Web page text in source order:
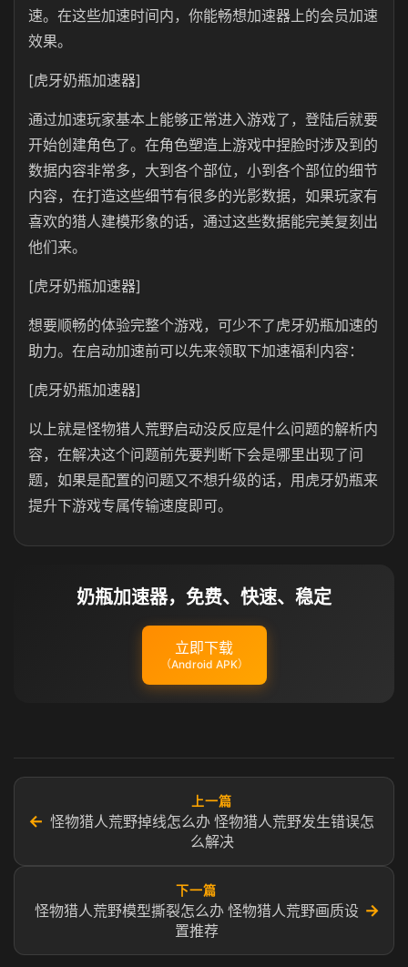
速。在这些加速时间内，你能畅想加速器上的会员加速
效果。
[虎牙奶瓶加速器]
通过加速玩家基本上能够正常进入游戏了，登陆后就要
开始创建角色了。在角色塑造上游戏中捏脸时涉及到的
数据内容非常多，大到各个部位，小到各个部位的细节
内容，在打造这些细节有很多的光影数据，如果玩家有
喜欢的猎人建模形象的话，通过这些数据能完美复刻出
他们来。
[虎牙奶瓶加速器]
想要顺畅的体验完整个游戏，可少不了虎牙奶瓶加速的
助力。在启动加速前可以先来领取下加速福利内容：
[虎牙奶瓶加速器]
以上就是怪物猎人荒野启动没反应是什么问题的解析内
容，在解决这个问题前先要判断下会是哪里出现了问
题，如果是配置的问题又不想升级的话，用虎牙奶瓶来
提升下游戏专属传输速度即可。
奶瓶加速器，免费、快速、稳定
立即下载
（Android APK）
←
上一篇
怪物猎人荒野掉线怎么办 怪物猎人荒野发生错误怎
么解决
下一篇
怪物猎人荒野模型撕裂怎么办 怪物猎人荒野画质设
置推荐
→